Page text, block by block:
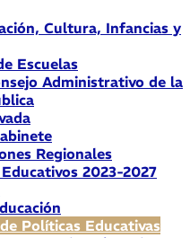
Cultura, Infancias y
Escuelas
Administrativo de la
Regionales
2023-2027
Políticas Educativas